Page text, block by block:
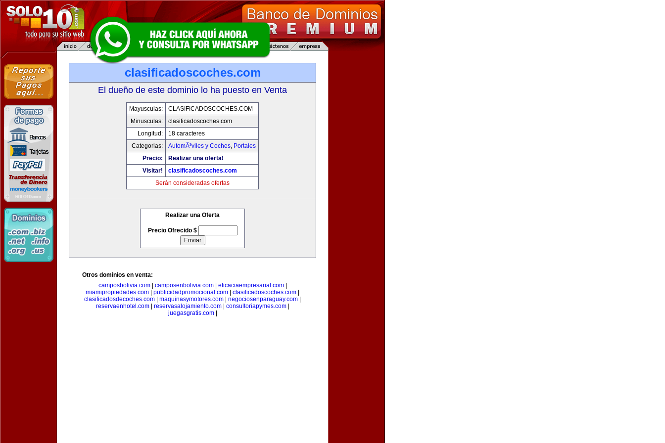
clasificadoscoches.com
El dueño de este dominio lo ha puesto en Venta
Mayusculas:
CLASIFICADOSCOCHES.COM
Minusculas:
clasificadoscoches.com
Longitud:
18 caracteres
Categorias:
AutomÃ³viles y Coches, Portales
Precio:
Realizar una oferta!
Visitar!
clasificadoscoches.com
Serán consideradas ofertas
Realizar una Oferta
Precio Ofrecido $
Otros dominios en venta:
camposbolivia.com| camposenbolivia.com| eficaciaempresarial.com|
miamipropiedades.com
publicidadpromocional.com clasificadoscoches.com
clasificadosdecoches.com
maquinasymotores.com negociosenparaguay.com
reservaenhotel.com| reservasalojamiento.com| consultoriapymes.com|
juegasgratis.com|